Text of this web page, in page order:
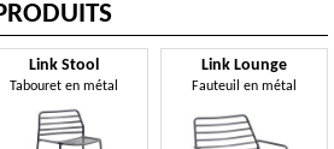
Link Stool
Tabouret en métal
Link Lounge
Fauteuil en métal